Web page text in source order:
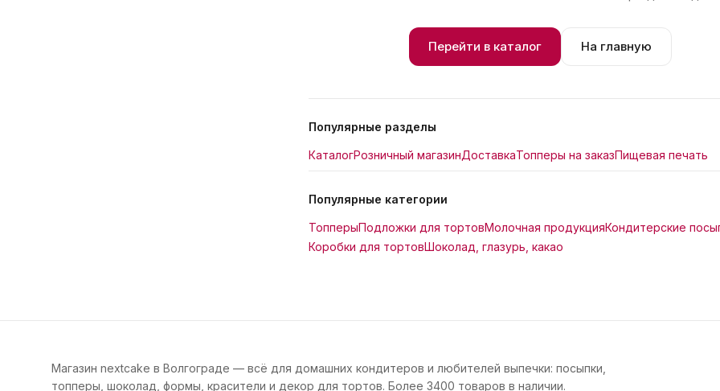
Перейти в каталог На главную
Популярные разделы
КаталогРозничный магазинДоставкаТопперы на заказПищевая печать
Популярные категории
ТопперыПодложки для тортовМолочная продукцияКондитерские
Коробки для тортовШоколад, глазурь, какао
Магазин nextcake в Волгограде — всё для домашних кондитеров и любителей выпечки: посыпки,
топперы, шоколад, формы, красители и декор для тортов. Более 3400 товаров в наличии.